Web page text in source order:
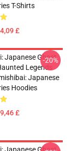
T-Shirts
£
Japanese Ghost
Legends
Japanese
Hoodies
£
-20%